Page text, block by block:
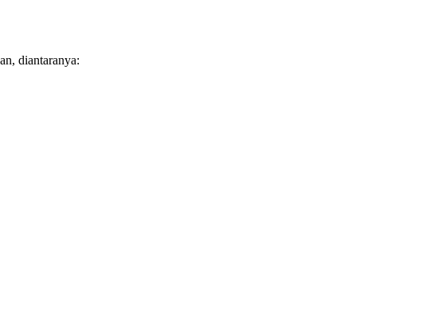
diantaranya: